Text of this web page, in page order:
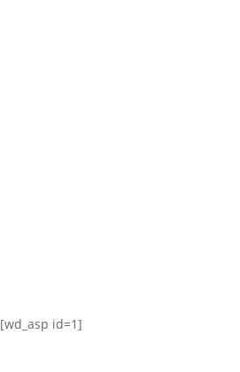
[wd_asp id=1]